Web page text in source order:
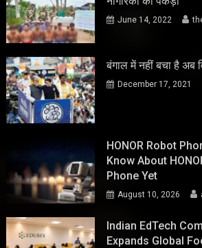
June 14, 2022
बंगाल में नहीं बचा है अब
December 17, 2021
HONOR Robot
Know About
Phone Yet
August 10, 2026
Indian EdTech
Expands Global